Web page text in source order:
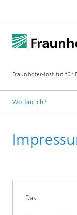
Fraunhofer-Institut für
Wo bin ich?
Das